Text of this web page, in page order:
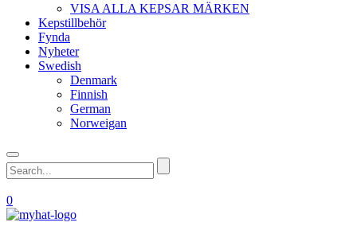
VISA ALLA KEPSAR MÄRKEN
Kepstillbehör
Fynda
Nyheter
Swedish
Denmark
Finnish
German
Norweigan
0